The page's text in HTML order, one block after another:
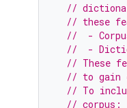
//
// these
//  -
//  -
// These
// to gain
// To
// corpus: